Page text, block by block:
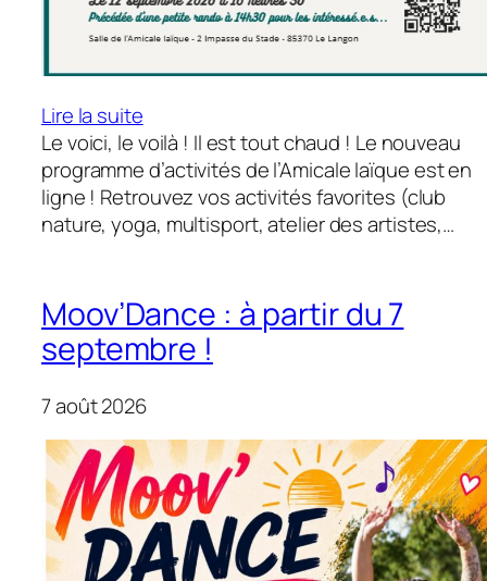
Lire la suite:
Programme
d’activités
2026-
2027
Le voici, le voilà ! Il est tout chaud ! Le nouveau
programme d’activités de l’Amicale laïque est en
ligne ! Retrouvez vos activités favorites (club
nature, yoga, multisport, atelier des artistes,…
Moov’Dance : à partir du 7
septembre !
7 août 2026